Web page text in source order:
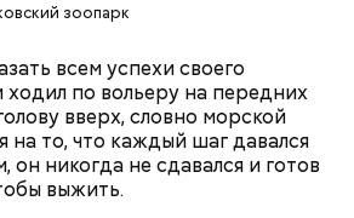
зоопарк
всем успехи своего
ходил по вольеру на передних
вверх, словно морской
на то, что каждый шаг давался
он никогда не сдавался и готов
выжить.